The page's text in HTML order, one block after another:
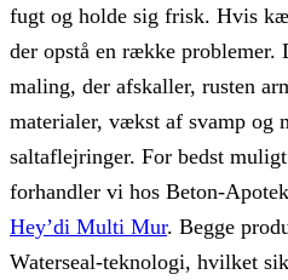
fugt og holde sig frisk. Hvis
der opstå en række problemer.
maling, der afskaller, rusten
materialer, vækst af svamp og
saltaflejringer. For bedst
forhandler vi hos Beton-
Hey’di Multi Mur. Begge
Waterseal-teknologi, hvilket